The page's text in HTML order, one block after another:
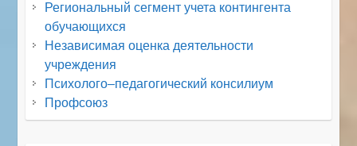
Региональный сегмент учета контингента
обучающихся
Независимая оценка деятельности
учреждения
Психолого–педагогический консилиум
Профсоюз